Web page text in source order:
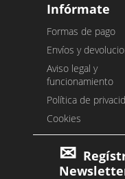
Infórmate
Formas de pago
Envíos y
Aviso legal y
funcionamiento
Política de
Cookies